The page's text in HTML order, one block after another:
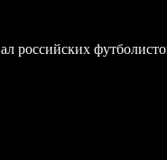
российских